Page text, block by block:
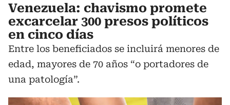
Venezuela: chavismo promete
excarcelar 300 presos políticos
en cinco días
Entre los beneficiados se incluirá menores de
edad, mayores de 70 años “o portadores de
una patología”.